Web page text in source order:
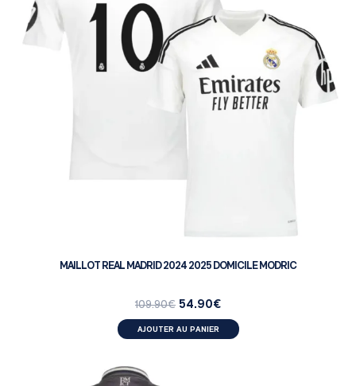
MAILLOT REAL MADRID 2024 2025 DOMICILE MODRIC
109.90€ 54.90€
AJOUTER AU PANIER